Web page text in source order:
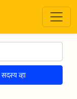
सदस्य व्हा